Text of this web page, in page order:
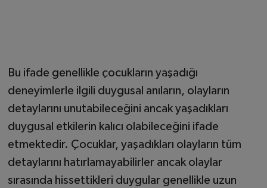
Bu ifade genellikle çocukların yaşadığı
deneyimlerle ilgili duygusal anıların, olayların
detaylarını unutabileceğini ancak yaşadıkları
duygusal etkilerin kalıcı olabileceğini ifade
etmektedir. Çocuklar, yaşadıkları olayların tüm
detaylarını hatırlamayabilirler ancak olaylar
sırasında hissettikleri duygular genellikle uzun